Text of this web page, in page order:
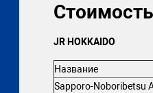
JR HOKKAIDO
Название
Sapporo-Noboribetsu